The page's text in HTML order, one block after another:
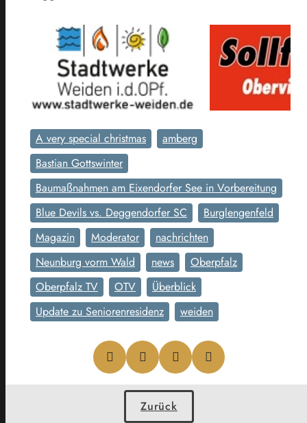
A very special christmas
amberg
Bastian Gottswinter
Baumaßnahmen am Eixendorfer See in Vorbereitung
Blue Devils vs. Deggendorfer SC
Burglengenfeld
Magazin
Moderator
nachrichten
Neunburg vorm Wald
news
Oberpfalz
Oberpfalz TV
OTV
Überblick
Update zu Seniorenresidenz
weiden
Zurück